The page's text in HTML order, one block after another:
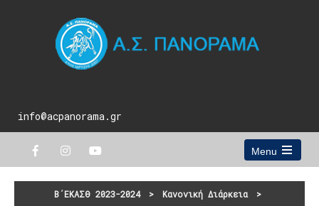
info@acpanorama.gr
Menu
Open
main
Β΄ΕΚΑΣΘ 2023-2024 > Κανονική Διάρκεια
>